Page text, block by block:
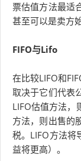
票估值方法最适
甚至可以是卖方
FIFO与Lifo
在比较LIFO和
取决于它们代表
LIFO估值方法，
方法，则出售的
税。LIFO方法将
益将更高）。